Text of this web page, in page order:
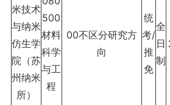
米技术
与纳米
仿生学
院（苏
州纳米
所）
500
材料
科学
与工
程
00不区分研究方
向
统
考/
推
免
全
日
制